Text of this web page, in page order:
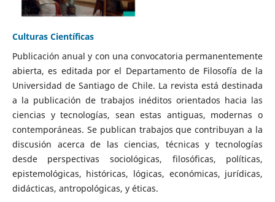
Culturas Científicas
Publicación anual y con una convocatoria permanentemente
abierta, es editada por el Departamento de Filosofía de la
Universidad de Santiago de Chile. La revista está destinada
a la publicación de trabajos inéditos orientados hacia las
ciencias y tecnologías, sean estas antiguas, modernas o
contemporáneas. Se publican trabajos que contribuyan a la
discusión acerca de las ciencias, técnicas y tecnologías
desde perspectivas sociológicas, filosóficas, políticas,
epistemológicas, históricas, lógicas, económicas, jurídicas,
didácticas, antropológicas, y éticas.